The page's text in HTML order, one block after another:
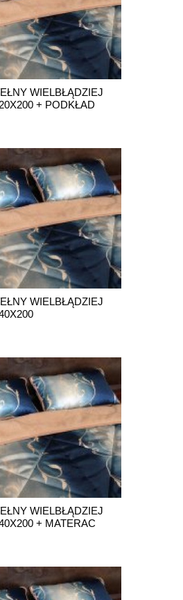
WIELBŁĄDZIEJ
+ PODKŁAD
WIELBŁĄDZIEJ
WIELBŁĄDZIEJ
+ MATERAC